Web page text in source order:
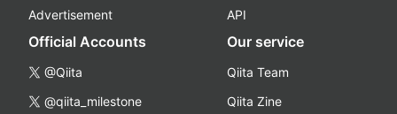
Advertisement
API
Official Accounts
@Qiita
@qiita_milestone
Our service
Qiita Team
Qiita Zine